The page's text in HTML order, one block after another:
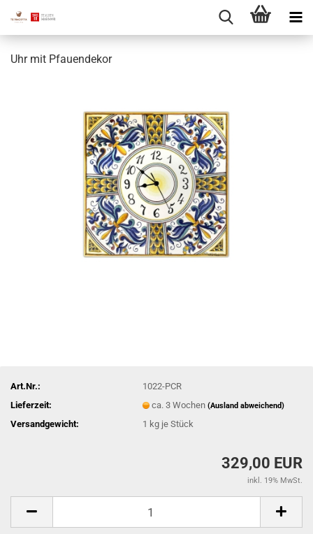
Uhr mit Pfauendekor
Art.Nr.:
1022-PCR
Lieferzeit:
ca. 3 Wochen(Ausland abweichend)
Versandgewicht: 1 kg je Stück
329,00 EUR
inkl. 19% MwSt.